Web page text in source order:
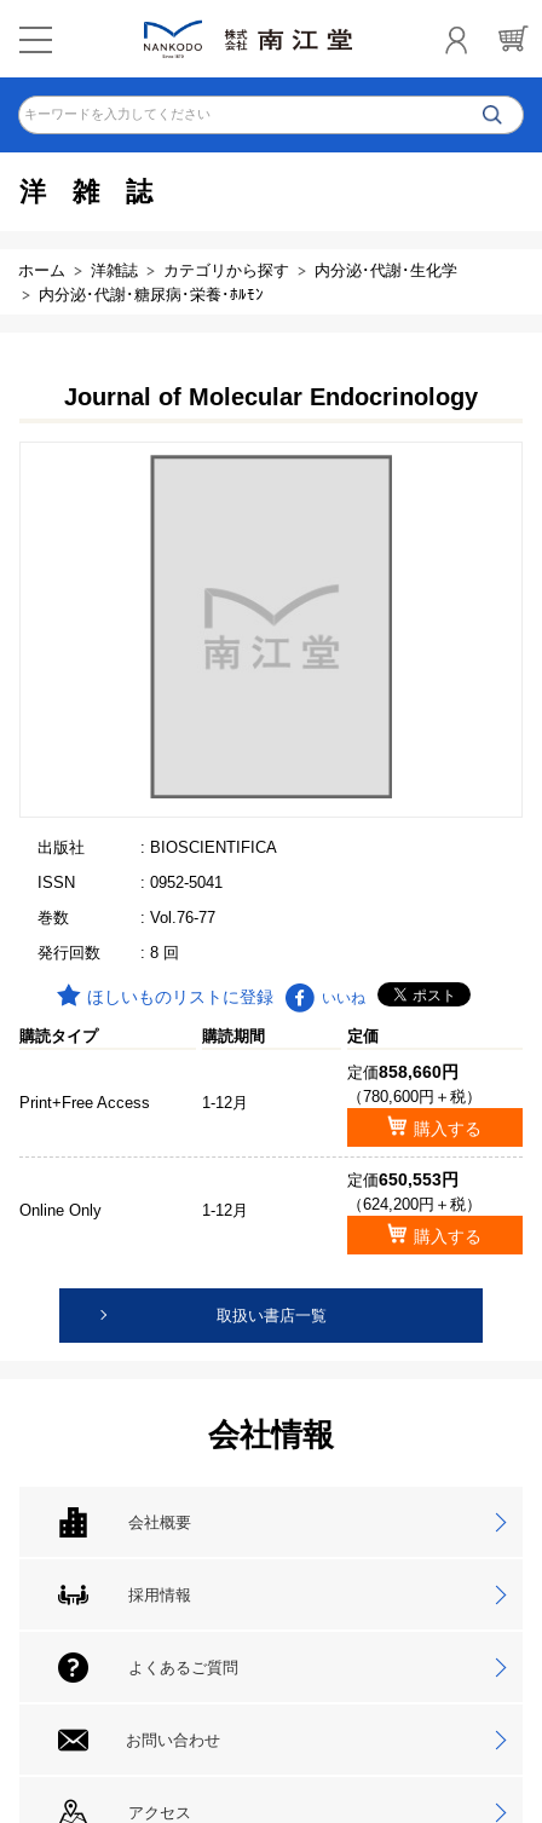
キーワードを入力してください
洋雑誌
ホーム 洋雑誌 カテゴリから探す
内分泌･代謝･生化学
内分泌･代謝･糖尿病･栄養･ﾎﾙﾓﾝ
Journal of Molecular Endocrinology
出版社
: BIOSCIENTIFICA
ISSN
: 0952-5041
巻数
: Vol.76-77
発行回数
: 8 回
ほしいものリストに登録 いいね
購読タイプ 購読期間 定価
Print+Free Access 1-12月
定価858,660円
（780,600円＋税）
購入する
Online Only 1-12月
定価650,553円
（624,200円＋税）
購入する
取扱い書店一覧
会社情報
会社概要
採用情報
よくあるご質問
お問い合わせ
アクセス